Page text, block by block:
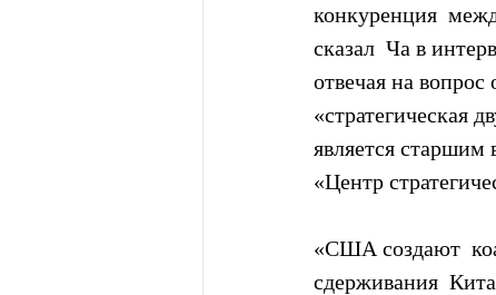
конкуренция
сказал  Ча в
отвечая на
является старшим
«Центр
«США создают
сдерживания